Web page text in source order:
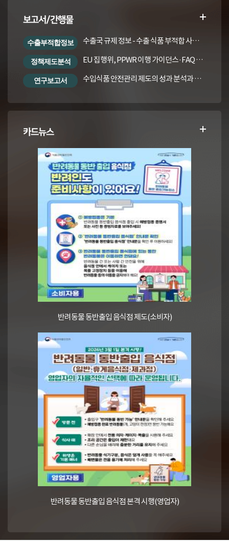
보고서/간행물
수출부적합정보 수출국 규제 정보 - 수출 식품 부적합 사례 및 관련 기준·규격('26년 1분기)
정책제도분석 EU 집행위, PPWR 이행 가이던스·FAQ 번역본
연구보고서 수입식품 안전관리 제도의 성과 분석과 수입식품법령의 재정비 방안
카드뉴스
반려동물 동반출입 음식점 제도(소비자)
반려동물 동반출입 음식점 본격 시행(영업자)